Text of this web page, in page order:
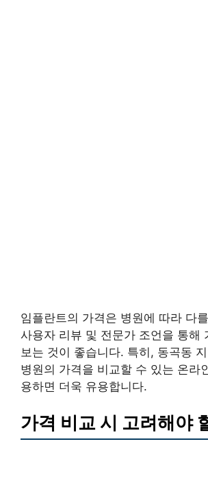
임플란트의 가격은 병원에 따라 다
사용자 리뷰 및 전문가 조언을 통해
보는 것이 좋습니다. 특히, 동곡동
병원의 가격을 비교할 수 있는 온라
용하면 더욱 유용합니다.
가격 비교 시 고려해야